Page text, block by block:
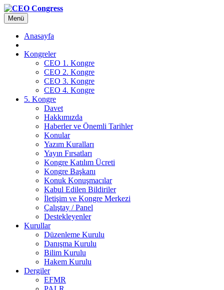
Menü
Anasayfa
Kongreler
CEO 1. Kongre
CEO 2. Kongre
CEO 3. Kongre
CEO 4. Kongre
5. Kongre
Davet
Hakkımızda
Haberler ve Önemli Tarihler
Konular
Yazım Kuralları
Yayın Fırsatları
Kongre Katılım Ücreti
Kongre Başkanı
Konuk Konuşmacılar
Kabul Edilen Bildiriler
İletişim ve Kongre Merkezi
Çalıştay / Panel
Destekleyenler
Kurullar
Düzenleme Kurulu
Danışma Kurulu
Bilim Kurulu
Hakem Kurulu
Dergiler
EFMR